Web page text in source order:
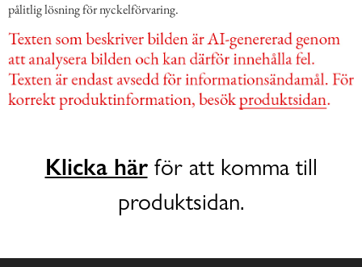
pålitlig lösning för nyckelförvaring.
Klicka härför att komma till
produktsidan.